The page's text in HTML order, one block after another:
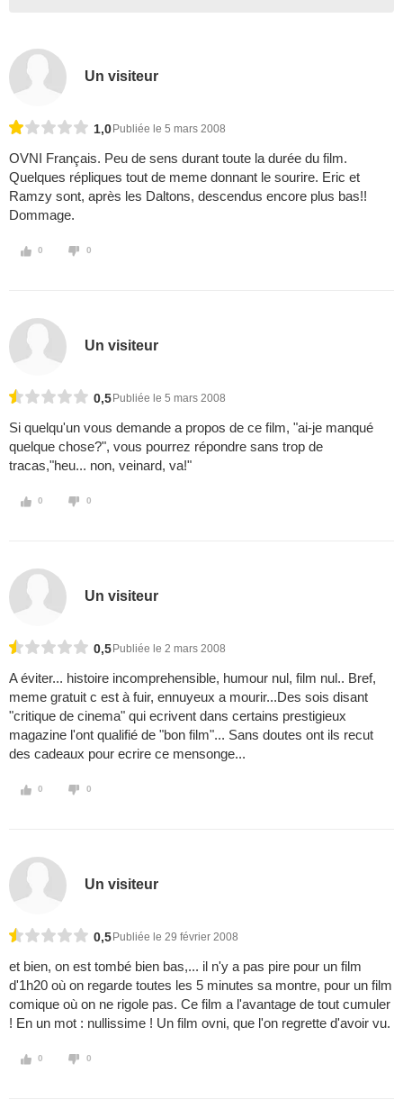
Un visiteur
1,0 Publiée le 5 mars 2008
OVNI Français. Peu de sens durant toute la durée du film.
Quelques répliques tout de meme donnant le sourire. Eric et
Ramzy sont, après les Daltons, descendus encore plus bas!!
Dommage.
0 0
Un visiteur
0,5 Publiée le 5 mars 2008
Si quelqu'un vous demande a propos de ce film, "ai-je manqué
quelque chose?", vous pourrez répondre sans trop de
tracas,"heu... non, veinard, va!"
0 0
Un visiteur
0,5 Publiée le 2 mars 2008
A éviter... histoire incomprehensible, humour nul, film nul.. Bref,
meme gratuit c est à fuir, ennuyeux a mourir...Des sois disant
"critique de cinema" qui ecrivent dans certains prestigieux
magazine l'ont qualifié de "bon film"... Sans doutes ont ils recut
des cadeaux pour ecrire ce mensonge...
0 0
Un visiteur
0,5 Publiée le 29 février 2008
et bien, on est tombé bien bas,... il n'y a pas pire pour un film
d'1h20 où on regarde toutes les 5 minutes sa montre, pour un film
comique où on ne rigole pas. Ce film a l'avantage de tout cumuler
! En un mot : nullissime ! Un film ovni, que l'on regrette d'avoir vu.
0 0